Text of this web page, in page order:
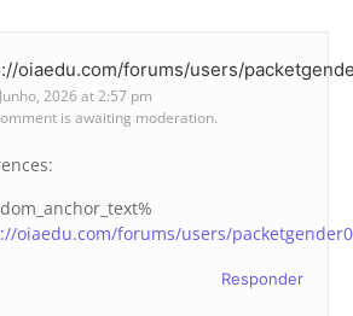
oiaedu.com/forums/users/
2026 at 2:57 pm
is awaiting moderation.
oiaedu.com/forums/users/
Responder